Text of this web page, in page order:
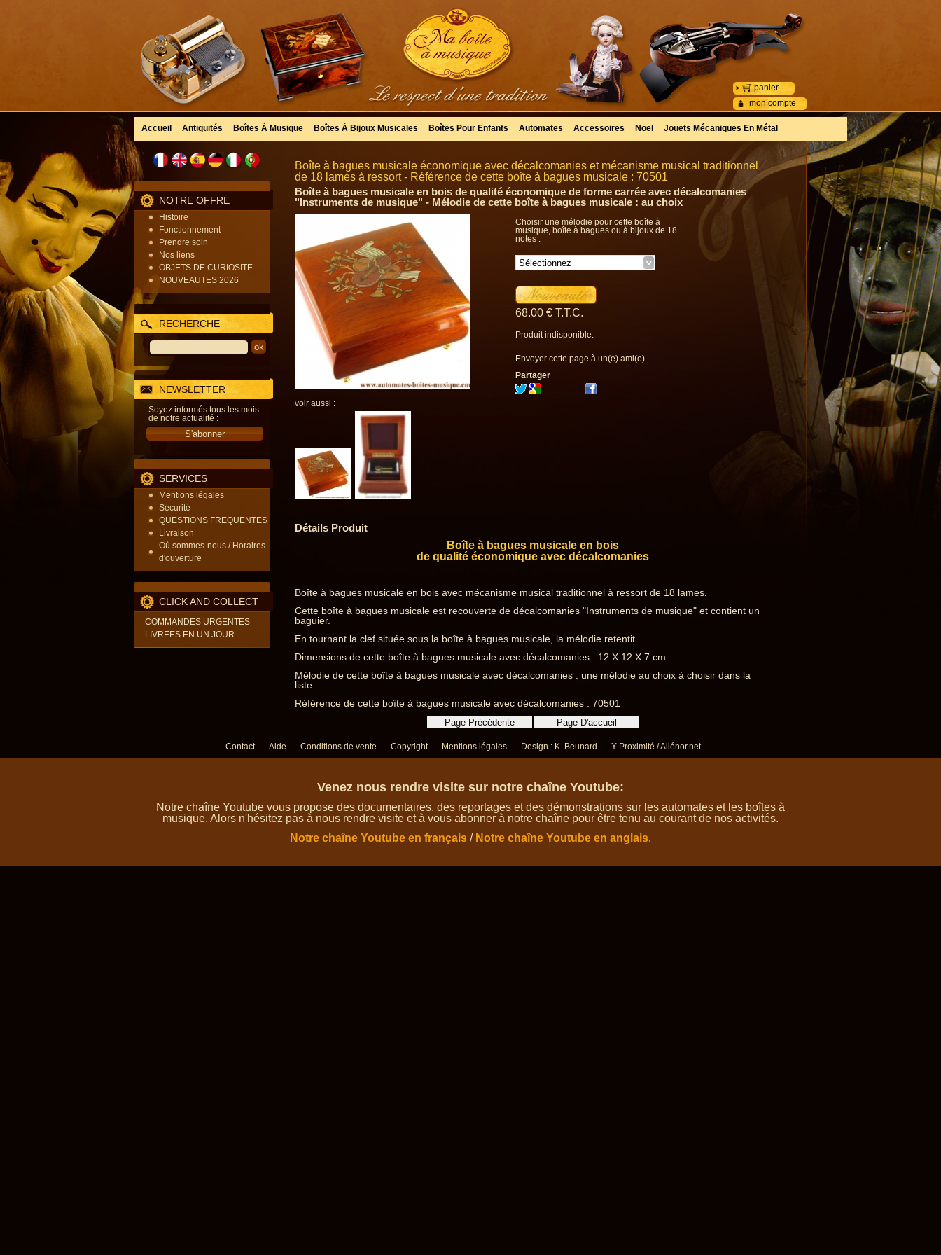
mon compte
panier
Accueil Antiquités Boîtes À Musique Boîtes À Bijoux Musicales Boîtes Pour Enfants Automates Accessoires Noël Jouets Mécaniques En Métal
NOTRE OFFRE
Histoire
Fonctionnement
Prendre soin
Nos liens
OBJETS DE CURIOSITE
NOUVEAUTES 2026
RECHERCHE
NEWSLETTER
Soyez informés tous les mois
de notre actualité :
SERVICES
Mentions légales
Sécurité
QUESTIONS FREQUENTES
Livraison
Où sommes-nous / Horaires
d'ouverture
CLICK AND COLLECT
COMMANDES URGENTES
LIVREES EN UN JOUR
Boîte à bagues musicale économique avec décalcomanies et mécanisme musical traditionnel
de 18 lames à ressort - Référence de cette boîte à bagues musicale : 70501
Boîte à bagues musicale en bois de qualité économique de forme carrée avec décalcomanies
"Instruments de musique" - Mélodie de cette boîte à bagues musicale : au choix
voir aussi :
Choisir une mélodie pour cette boîte à
musique, boîte à bagues ou à bijoux de 18
notes :
68.00 € T.T.C.
Produit indisponible.
Envoyer cette page à un(e) ami(e)
Partager
Détails Produit
Boîte à bagues musicale en bois
de qualité économique avec décalcomanies
Boîte à bagues musicale en bois avec mécanisme musical traditionnel à ressort de 18 lames.
Cette boîte à bagues musicale est recouverte de décalcomanies "Instruments de musique" et contient un
baguier.
En tournant la clef située sous la boîte à bagues musicale, la mélodie retentit.
Dimensions de cette boîte à bagues musicale avec décalcomanies : 12 X 12 X 7 cm
Mélodie de cette boîte à bagues musicale avec décalcomanies : une mélodie au choix à choisir dans la
liste.
Référence de cette boîte à bagues musicale avec décalcomanies : 70501
Contact Aide Conditions de vente Copyright Mentions légales Design : K. Beunard Y-Proximité / Aliénor.net
Venez nous rendre visite sur notre chaîne Youtube:
Notre chaîne Youtube vous propose des documentaires, des reportages et des démonstrations sur les automates et les boîtes à
musique. Alors n'hésitez pas à nous rendre visite et à vous abonner à notre chaîne pour être tenu au courant de nos activités.
Notre chaîne Youtube en français / Notre chaîne Youtube en anglais.